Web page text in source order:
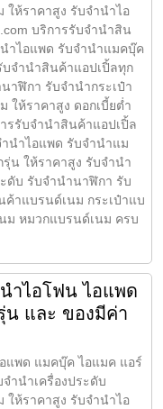
ให้ราคาสูง รับจำนำไอ
บริการรับจำนำสิน
ำไอแพด รับจำนำแมคบุ๊ค
จำนำสินค้าแอปเปิ้ลทุก
าฬิกา รับจำนำกระเป๋า
ให้ราคาสูง ดอกเบี้ยต่ำ
รรับจำนำสินค้าแอปเปิ้ล
นำไอแพด รับจำนำแม
น ให้ราคาสูง รับจำนำ
ดับ รับจำนำนาฬิกา รับ
ค้าแบรนด์เนม กระเป๋าแบ
ม หมวกแบรนด์เนม ครบ
ำไอโฟน ไอแพด
และ ของมีค่า
แพด แมคบุ๊ค ไอแมค แอร์
ำนำเครื่องประดับ
ให้ราคาสูง รับจำนำไอ